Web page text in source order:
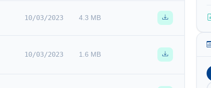
10/03/2023 4.3 MB
10/03/2023 1.6 MB